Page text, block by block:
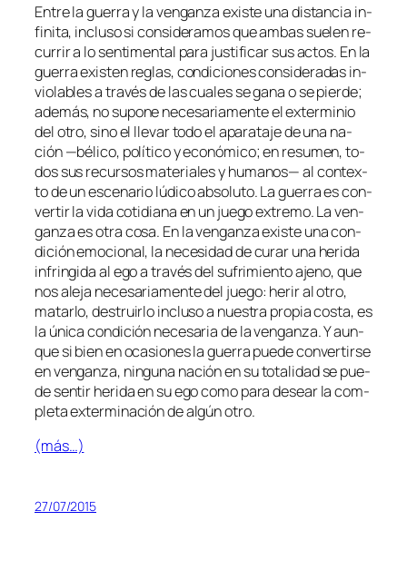
Entre la gue­rra y la ven­gan­za exis­te una dis­tan­cia in­
fi­ni­ta, in­clu­so si con­si­de­ra­mos que am­bas sue­len re­
cu­rrir a lo sen­ti­men­tal pa­ra jus­ti­fi­car sus ac­tos. En la
gue­rra exis­ten re­glas, con­di­cio­nes con­si­de­ra­das in­
vio­la­bles a tra­vés de las cua­les se ga­na o se pier­de;
ade­más, no su­po­ne ne­ce­sa­ria­men­te el ex­ter­mi­nio
del otro, sino el lle­var to­do el apa­ra­ta­je de una na­
ción —bé­li­co, po­lí­ti­co y eco­nó­mi­co; en re­su­men, to­
dos sus re­cur­sos ma­te­ria­les y hu­ma­nos— al con­tex­
to de un es­ce­na­rio lú­di­co ab­so­lu­to. La gue­rra es con­
ver­tir la vi­da co­ti­dia­na en un jue­go ex­tre­mo. La ven­
gan­za es otra co­sa. En la ven­gan­za exis­te una con­
di­ción emo­cio­nal, la ne­ce­si­dad de cu­rar una he­ri­da
in­frin­gi­da al ego a tra­vés del su­fri­mien­to ajeno, que
nos ale­ja ne­ce­sa­ria­men­te del jue­go: he­rir al otro,
ma­tar­lo, des­truir­lo in­clu­so a nues­tra pro­pia cos­ta, es
la úni­ca con­di­ción ne­ce­sa­ria de la ven­gan­za. Y aun­
que si bien en oca­sio­nes la gue­rra pue­de con­ver­tir­se
en ven­gan­za, nin­gu­na na­ción en su to­ta­li­dad se pue­
de sen­tir he­ri­da en su ego co­mo pa­ra de­sear la com­
ple­ta ex­ter­mi­na­ción de al­gún otro.
(más…)
27/07/2015